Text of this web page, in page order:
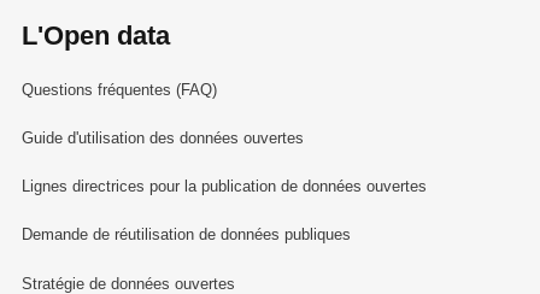
L'Open data
Questions fréquentes (FAQ)
Guide d'utilisation des données ouvertes
Lignes directrices pour la publication de données ouvertes
Demande de réutilisation de données publiques
Stratégie de données ouvertes